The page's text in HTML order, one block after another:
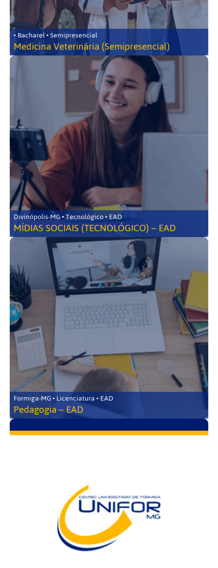
• Bacharel • Semipresencial
Medicina Veterinária (Semipresencial)
Divinópolis-MG • Tecnológico • EAD
MÍDIAS SOCIAIS (TECNOLÓGICO) – EAD
Formiga-MG • Licenciatura • EAD
Pedagogia – EAD